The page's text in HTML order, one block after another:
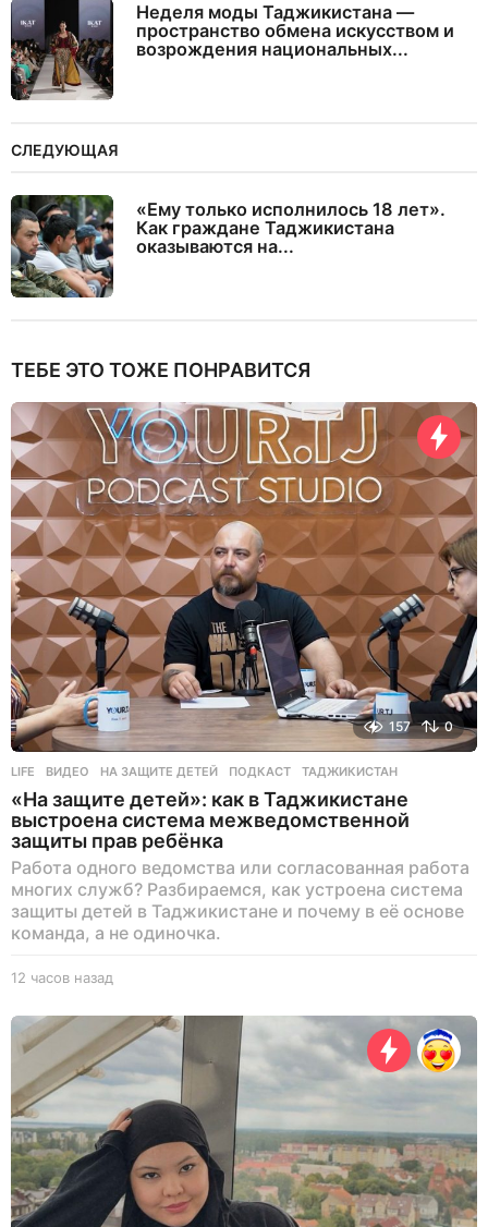
Неделя моды Таджикистана —
пространство обмена искусством и
возрождения национальных...
СЛЕДУЮЩАЯ
«Ему только исполнилось 18 лет».
Как граждане Таджикистана
оказываются на...
ТЕБЕ ЭТО ТОЖЕ ПОНРАВИТСЯ
157 0
LIFE ВИДЕО ,НА ЗАЩИТЕ ДЕТЕЙ ,ПОДКАСТ ,ТАДЖИКИСТАН
«На защите детей»: как в Таджикистане
выстроена система межведомственной
защиты прав ребёнка
Работа одного ведомства или согласованная работа
многих служб? Разбираемся, как устроена система
защиты детей в Таджикистане и почему в её основе
команда, а не одиночка.
12 часов назад
ч
с
о
н
д